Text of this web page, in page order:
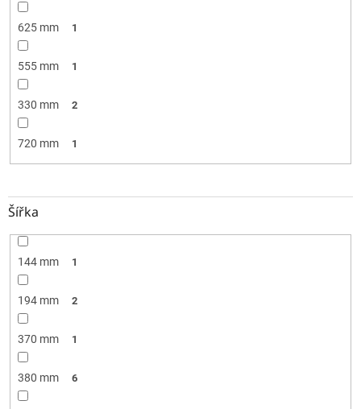
625 mm 1
555 mm 1
330 mm 2
720 mm 1
Šířka
144 mm 1
194 mm 2
370 mm 1
380 mm 6